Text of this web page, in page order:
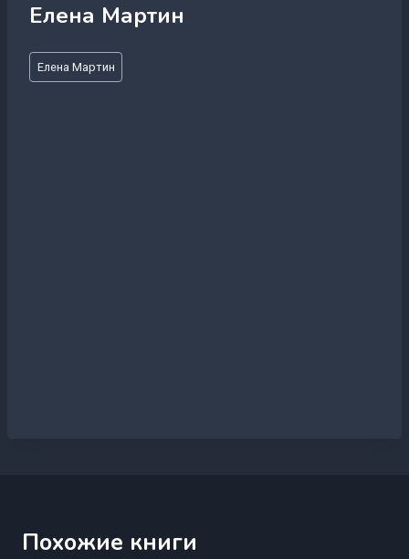
Елена Мартин
Метки
записи:
Елена Мартин
Похожие книги